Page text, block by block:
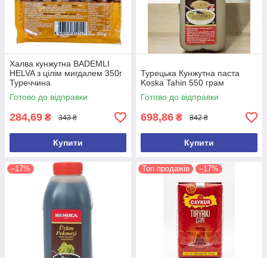
Халва кунжутна BADEMLI
HELVA з цілім мигдалем 350г
Туреччина
Готово до відправки
284,69 ₴ 343 ₴
Купити
Турецька Кунжутна паста
Koska Tahin 550 грам
Готово до відправки
698,86 ₴ 842 ₴
Купити
–17% Топ продажів –17%